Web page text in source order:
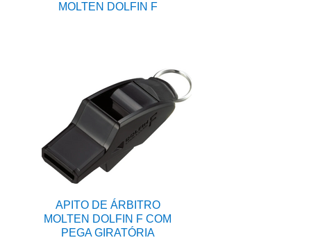
MOLTEN DOLFIN F
APITO DE ÁRBITRO
MOLTEN DOLFIN F COM
PEGA GIRATÓRIA